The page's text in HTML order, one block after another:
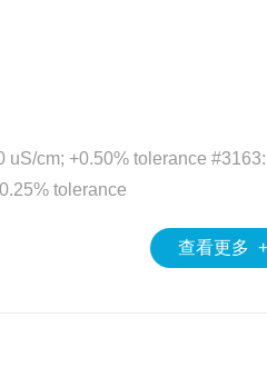
cm; +0.50% tolerance
tolerance
查看更多 +